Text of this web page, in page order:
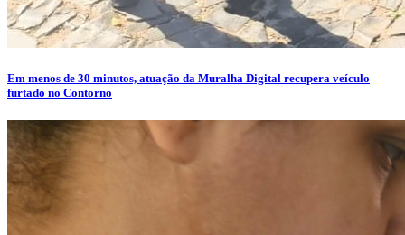
Em menos de 30 minutos, atuação da Muralha Digital recupera veículo
furtado no Contorno